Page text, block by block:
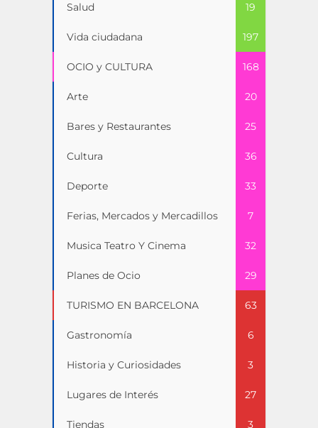
Salud 19
Vida ciudadana 197
OCIO y CULTURA 168
Arte 20
Bares y Restaurantes 25
Cultura 36
Deporte 33
Ferias, Mercados y Mercadillos 7
Musica Teatro Y Cinema 32
Planes de Ocio 29
TURISMO EN BARCELONA 63
Gastronomía 6
Historia y Curiosidades 3
Lugares de Interés 27
Tiendas 3